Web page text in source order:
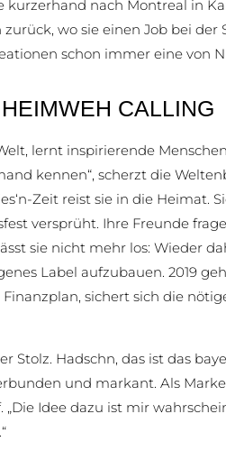
kurzerhand nach Montreal in
wo sie einen Job bei der
schon immer eine von
HEIMWEH CALLING
lernt inspirierende
kennen“, scherzt die
Zeit reist sie in die Heimat.
versprüht. Ihre Freunde
sie nicht mehr los: Wieder
Label aufzubauen. 2019
sichert sich die
Stolz. Hadschn, das ist das
und markant. Als
Idee dazu ist mir